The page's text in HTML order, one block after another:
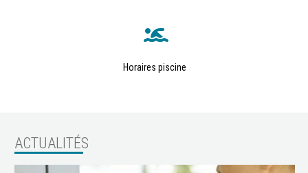
Horaires piscine
ACTUALITÉS